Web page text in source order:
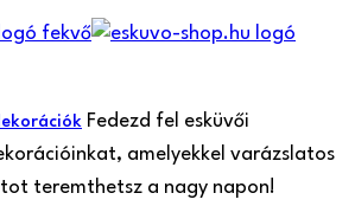
Fedezd fel esküvői
amelyekkel varázslatos
teremthetsz a nagy napon!